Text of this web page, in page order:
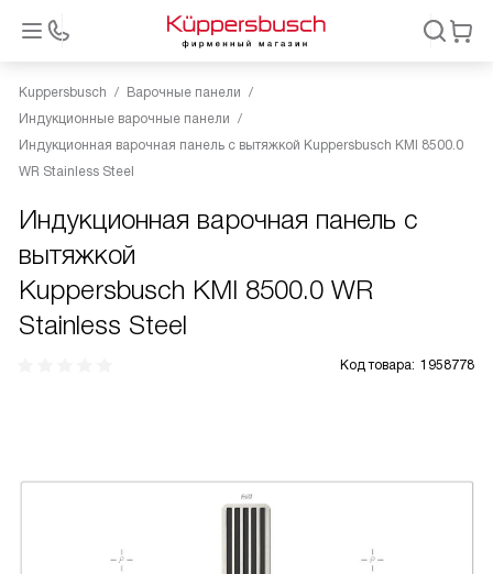
Kuppersbusch
Варочные панели
Индукционные варочные панели
Индукционная варочная панель с вытяжкой Kuppersbusch KMI 8500.0
WR Stainless Steel
Индукционная варочная панель с
вытяжкой
Kuppersbusch KMI 8500.0 WR
Stainless Steel
Код товара: 1958778